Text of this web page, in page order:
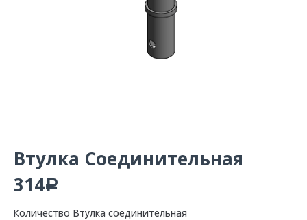
Втулка Соединительная
314Р
Количество Втулка соединительная